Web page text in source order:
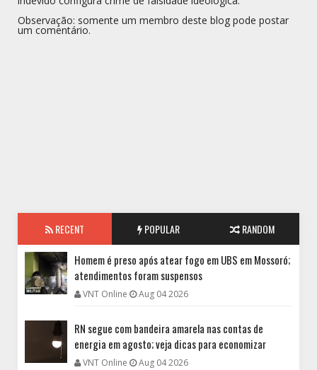
Observação: somente um membro deste blog pode postar
um comentário.
RECENT POPULAR RANDOM
Homem é preso após atear fogo em UBS em Mossoró;
atendimentos foram suspensos
VNT Online Aug 04 2026
RN segue com bandeira amarela nas contas de
energia em agosto; veja dicas para economizar
VNT Online Aug 04 2026